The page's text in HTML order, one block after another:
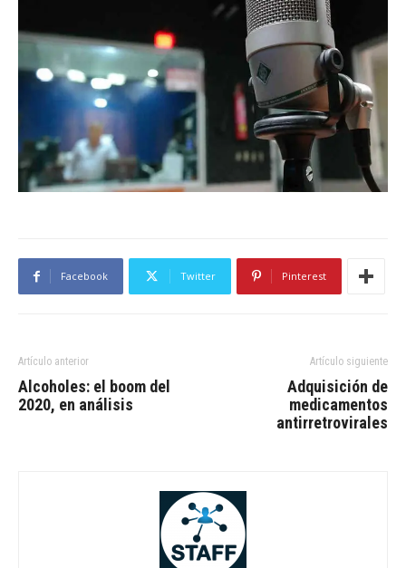
Facebook Twitter Pinterest
Artículo anterior
Alcoholes: el boom del
2020, en análisis
Artículo siguiente
Adquisición de
medicamentos
antirretrovirales